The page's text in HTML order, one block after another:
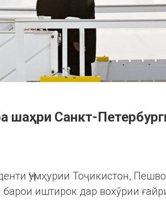
шаҳри Санкт-
Ҷумҳурии Тоҷикистон,
иштирок дар вохӯрии